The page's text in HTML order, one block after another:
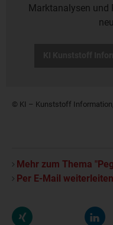
Marktanalysen und
© KI – Kunststoff
Mehr zum Thema
Per E-Mail weiterleiten